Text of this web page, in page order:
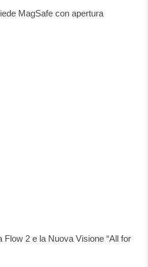
MagSafe con apertura
Flow 2 e la Nuova Visione “All for